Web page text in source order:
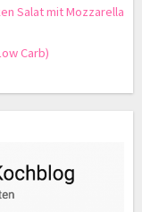
Salat mit Mozzarella
Carb)